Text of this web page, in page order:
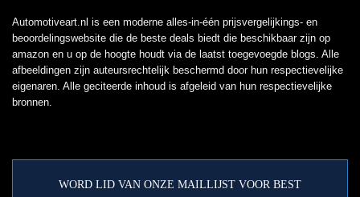
Automotiveart.nl is een moderne alles-in-één prijsvergelijkings- en
beoordelingswebsite die de beste deals biedt die beschikbaar zijn op
amazon en u op de hoogte houdt via de laatst toegevoegde blogs. Alle
afbeeldingen zijn auteursrechtelijk beschermd door hun respectievelijke
eigenaren. Alle geciteerde inhoud is afgeleid van hun respectievelijke
bronnen.
WORD LID VAN ONZE MAILLIJST VOOR BEST